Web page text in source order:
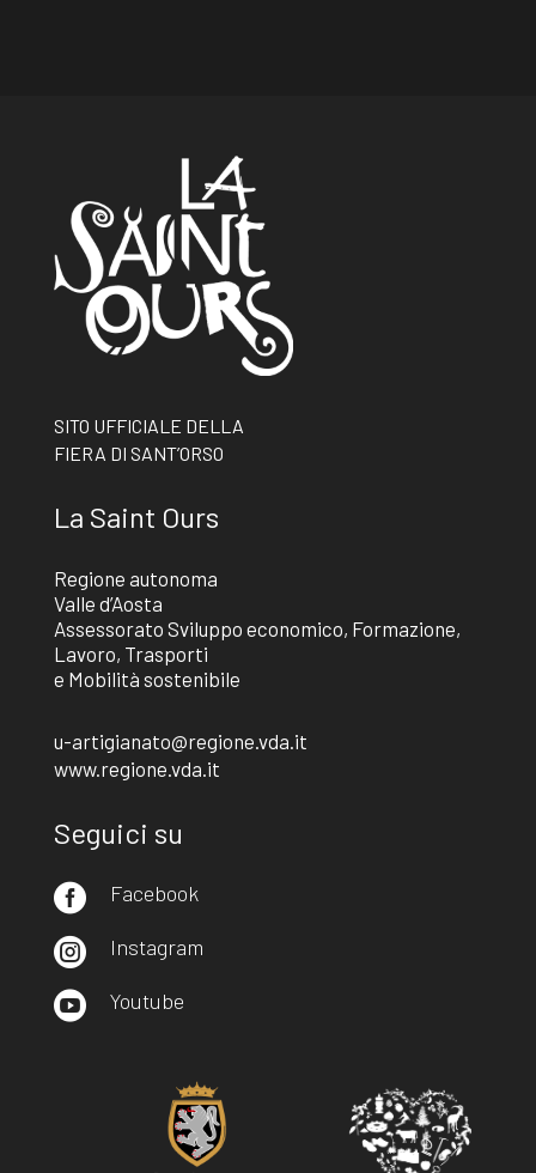
SITO UFFICIALE DELLA
FIERA DI SANT’ORSO
La Saint Ours
Regione autonoma
Valle d’Aosta
Assessorato Sviluppo economico, Formazione,
Lavoro, Trasporti
e Mobilità sostenibile
u-artigianato@regione.vda.it
www.regione.vda.it
Seguici su
 Facebook
 Instagram
 Youtube